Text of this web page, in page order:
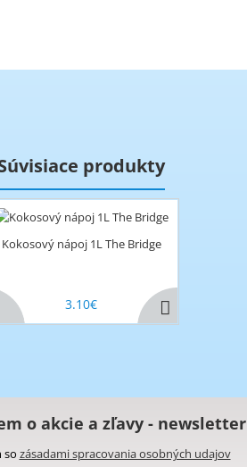
produkty
Kokosový nápoj 1L The Bridge
3.10€
o akcie a zľavy - newsletter
so zásadami spracovania osobných udajov